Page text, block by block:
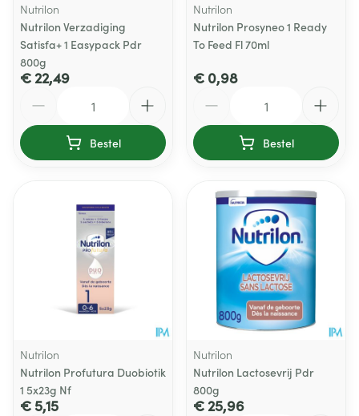
Nutrilon
Nutrilon Verzadiging
Satisfa+ 1 Easypack Pdr
800g
€ 22,49
Bestel
Nutrilon
Nutrilon Prosyneo 1 Ready
To Feed Fl 70ml
€ 0,98
Bestel
Nutrilon
Nutrilon Profutura Duobiotik
1 5x23g Nf
€ 5,15
Nutrilon
Nutrilon Lactosevrij Pdr
800g
€ 25,96